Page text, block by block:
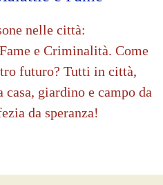
nelle città:
e Criminalità. Come
futuro? Tutti in città,
casa, giardino e campo da
da speranza!